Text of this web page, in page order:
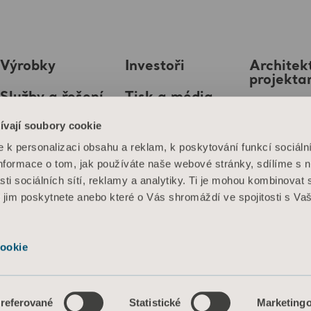
soubory cookie
k personalizaci obsahu a reklam, k poskytování funkcí
o tom, jak používáte naše webové stránky, sdílíme s
sociálních sítí, reklamy a analytiky. Ti je mohou kombinovat
poskytnete anebo které o Vás shromáždí ve spojitosti s
Statistické
Výrobky
Služby a řešení
Znalosti
O nás
Kontaktujte nás
Investoři
Tisk a média